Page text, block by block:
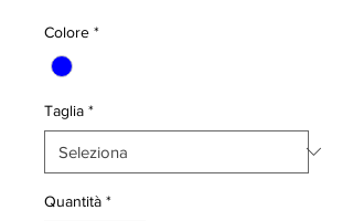
Colore *
Taglia *
Quantità *